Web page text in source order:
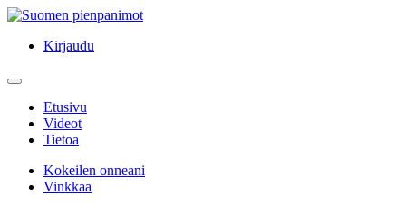
Kirjaudu
Etusivu
Videot
Tietoa
Kokeilen onneani
Vinkkaa